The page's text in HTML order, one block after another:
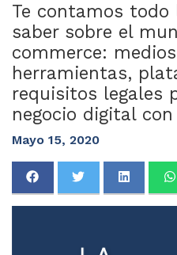
Te contamos todo
saber sobre el
commerce:
herramientas,
requisitos legales
negocio digital con
Mayo 15, 2020